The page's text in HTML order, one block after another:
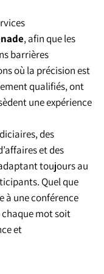
, afin que les
barrières
où la précision est
qualifiés, ont
une expérience
des
et des
toujours au
Quel que
à une conférence
mot soit
et